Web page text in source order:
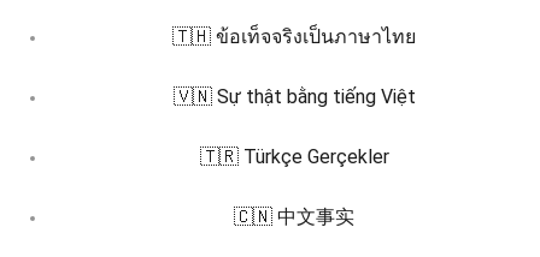
🇹🇭 ข้อเท็จจริงเป็นภาษาไทย
🇻🇳 Sự thật bằng tiếng Việt
🇹🇷 Türkçe Gerçekler
🇨🇳 中文事实